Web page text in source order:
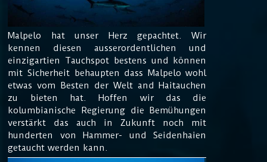
Malpelo hat unser Herz gepachtet. Wir
kennen diesen ausserordentlichen und
einzigartien Tauchspot bestens und können
mit Sicherheit behaupten dass Malpelo wohl
etwas vom Besten der Welt and Haitauchen
zu bieten hat. Hoffen wir das die
kolumbianische Regierung die Bemühungen
verstärkt das auch in Zukunft noch mit
hunderten von Hammer- und Seidenhaien
getaucht werden kann.